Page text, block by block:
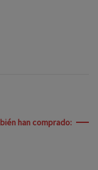
han comprado: